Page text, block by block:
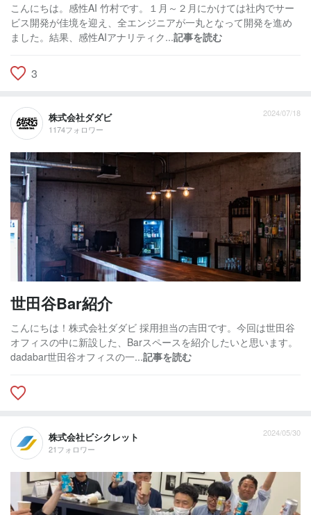
こんにちは。感性AI 竹村です。１月～２月にかけては社内でサー
ビス開発が佳境を迎え、全エンジニアが一丸となって開発を進め
ました。結果、感性AIアナリティク...記事を読む
3
株式会社ダダビ
1174フォロワー
2024/07/18
世田谷Bar紹介
こんにちは！株式会社ダダビ 採用担当の吉田です。今回は世田谷
オフィスの中に新設した、Barスペースを紹介したいと思います。
dadabar世田谷オフィスの一...記事を読む
株式会社ビシクレット
21フォロワー
2024/05/30